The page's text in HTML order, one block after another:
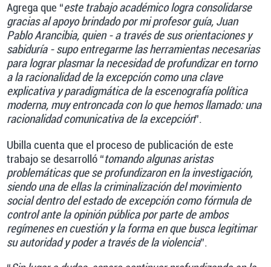
Agrega que “este trabajo académico logra consolidarse
gracias al apoyo brindado por mi profesor guía, Juan
Pablo Arancibia, quien - a través de sus orientaciones y
sabiduría - supo entregarme las herramientas necesarias
para lograr plasmar la necesidad de profundizar en torno
a la racionalidad de la excepción como una clave
explicativa y paradigmática de la escenografía política
moderna, muy entroncada con lo que hemos llamado: una
racionalidad comunicativa de la excepción”.
Ubilla cuenta que el proceso de publicación de este
trabajo se desarrolló “tomando algunas aristas
problemáticas que se profundizaron en la investigación,
siendo una de ellas la criminalización del movimiento
social dentro del estado de excepción como fórmula de
control ante la opinión pública por parte de ambos
regímenes en cuestión y la forma en que busca legitimar
su autoridad y poder a través de la violencia”.